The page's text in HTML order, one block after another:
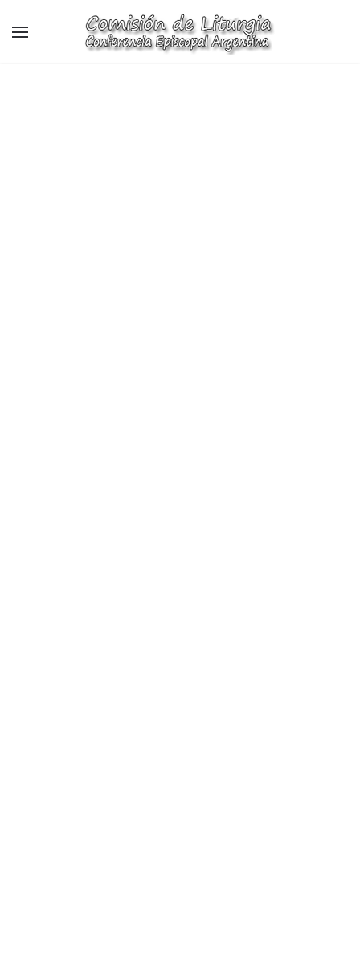
Skip to main content